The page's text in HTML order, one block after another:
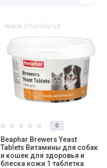
0
Beaphar Brewers Yeast
Tablets Витамины для собак
и кошек для здоровья и
блеска кожи 1 таблетка